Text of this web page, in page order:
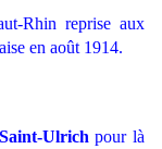
Rhin reprise aux
en août 1914.
Saint-Ulrich pour là